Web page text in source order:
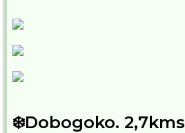
❄️Dobogoko. 2,7kms